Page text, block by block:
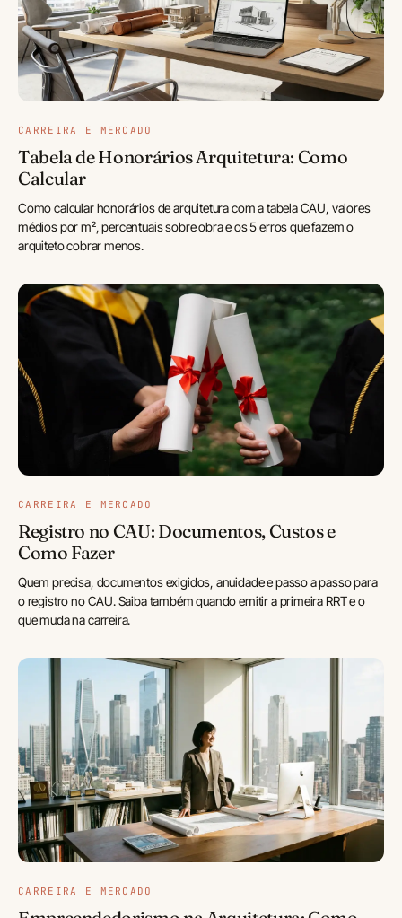
CARREIRA E MERCADO
Tabela de Honorários Arquitetura: Como
Calcular
Como calcular honorários de arquitetura com a tabela CAU, valores
médios por m², percentuais sobre obra e os 5 erros que fazem o
arquiteto cobrar menos.
CARREIRA E MERCADO
Registro no CAU: Documentos, Custos e
Como Fazer
Quem precisa, documentos exigidos, anuidade e passo a passo para
o registro no CAU. Saiba também quando emitir a primeira RRT e o
que muda na carreira.
CARREIRA E MERCADO